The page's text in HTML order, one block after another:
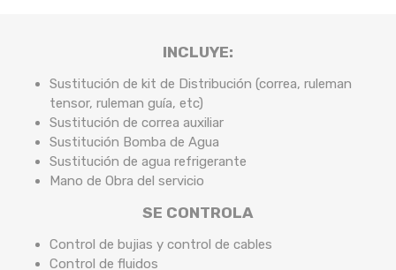
INCLUYE:
Sustitución de kit de Distribución (correa, ruleman
tensor, ruleman guía, etc)
Sustitución de correa auxiliar
Sustitución Bomba de Agua
Sustitución de agua refrigerante
Mano de Obra del servicio
SE CONTROLA
Control de bujias y control de cables
Control de fluidos